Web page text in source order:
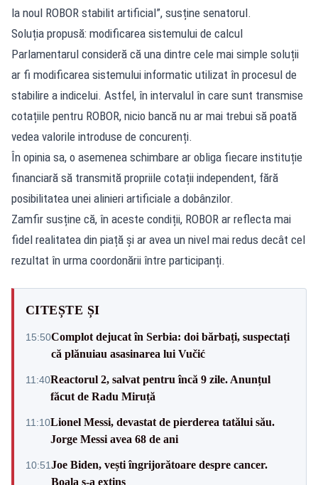
la noul ROBOR stabilit artificial”, susține senatorul.
Soluția propusă: modificarea sistemului de calcul
Parlamentarul consideră că una dintre cele mai simple soluții
ar fi modificarea sistemului informatic utilizat în procesul de
stabilire a indicelui. Astfel, în intervalul în care sunt transmise
cotațiile pentru ROBOR, nicio bancă nu ar mai trebui să poată
vedea valorile introduse de concurenți.
În opinia sa, o asemenea schimbare ar obliga fiecare instituție
financiară să transmită propriile cotații independent, fără
posibilitatea unei alinieri artificiale a dobânzilor.
Zamfir susține că, în aceste condiții, ROBOR ar reflecta mai
fidel realitatea din piață și ar avea un nivel mai redus decât cel
rezultat în urma coordonării între participanți.
CITEȘTE ȘI
15:50Complot dejucat în Serbia: doi bărbați, suspectați
că plănuiau asasinarea lui Vučić
11:40Reactorul 2, salvat pentru încă 9 zile. Anunțul
făcut de Radu Miruță
11:10Lionel Messi, devastat de pierderea tatălui său.
Jorge Messi avea 68 de ani
10:51Joe Biden, vești îngrijorătoare despre cancer.
Boala s-a extins